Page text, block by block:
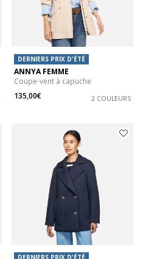
DERNIERS PRIX D'ÉTÉ
ANNYA FEMME
Coupe-vent à capuche
135,00€
2 COULEURS
DERNIERS PRIX D'ÉTÉ